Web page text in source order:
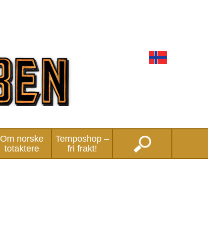
Om norske
totaktere
Temposhop –
fri frakt!